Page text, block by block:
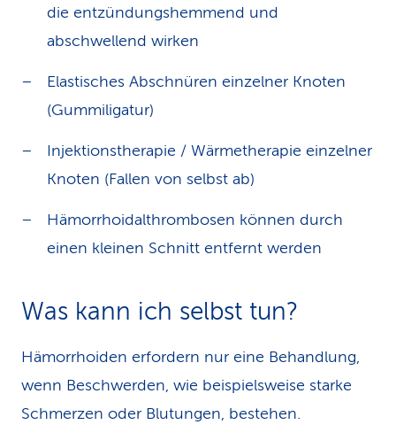
die entzündungshemmend und
abschwellend wirken
Elastisches Abschnüren einzelner Knoten
(Gummiligatur)
Injektionstherapie / Wärmetherapie einzelner
Knoten (Fallen von selbst ab)
Hämorrhoidalthrombosen können durch
einen kleinen Schnitt entfernt werden
Was kann ich selbst tun?
Hämorrhoiden erfordern nur eine Behandlung,
wenn Beschwerden, wie beispielsweise starke
Schmerzen oder Blutungen, bestehen.